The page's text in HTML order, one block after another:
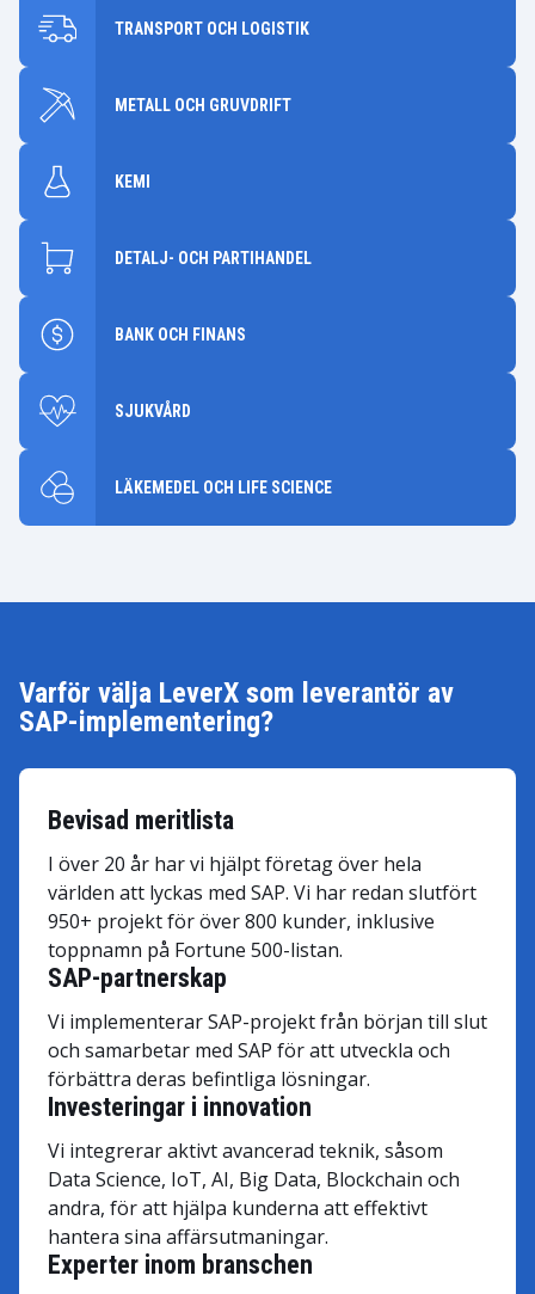
TRANSPORT OCH LOGISTIK
METALL OCH GRUVDRIFT
KEMI
DETALJ- OCH PARTIHANDEL
BANK OCH FINANS
SJUKVÅRD
LÄKEMEDEL OCH LIFE SCIENCE
Varför välja LeverX som leverantör av
SAP-implementering?
Bevisad meritlista
I över 20 år har vi hjälpt företag över hela
världen att lyckas med SAP. Vi har redan slutfört
950+ projekt för över 800 kunder, inklusive
toppnamn på Fortune 500-listan.
Experter inom branschen
SAP-partnerskap
Vi implementerar SAP-projekt från början till slut
och samarbetar med SAP för att utveckla och
förbättra deras befintliga lösningar.
Investeringar i innovation
Vi integrerar aktivt avancerad teknik, såsom
Data Science, IoT, AI, Big Data, Blockchain och
andra, för att hjälpa kunderna att effektivt
hantera sina affärsutmaningar.